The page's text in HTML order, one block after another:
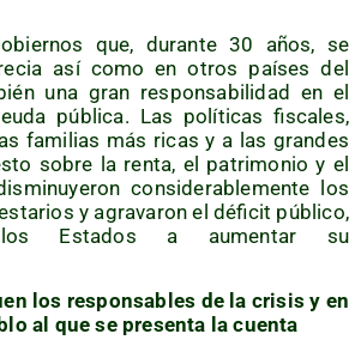
que, duran­te 30 años, se
así como en otros paí­ses del
una gran res­pon­sa­bi­li­dad en el
públi­ca. Las polí­ti­cas fis­ca­les,
fami­lias más ricas y a las gran­des
sobre la ren­ta, el patri­mo­nio y el
con­si­de­ra­ble­men­te los
y agra­va­ron el défi­cit públi­co,
Esta­dos a aumen­tar su
los res­pon­sa­bles de la cri­sis y en
al que se pre­sen­ta la cuenta